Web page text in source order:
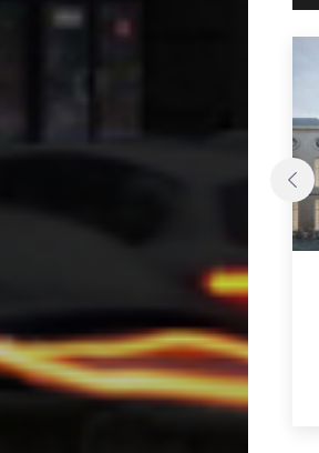
MUZIEKCENTRUM
‘TRACK’
Kortrijk, Belgium, Europa